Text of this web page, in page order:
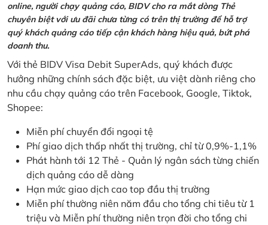
online, người chạy quảng cáo, BIDV cho ra mắt dòng Thẻ
chuyên biệt với ưu đãi chưa từng có trên thị trường để hỗ trợ
quý khách quảng cáo tiếp cận khách hàng hiệu quả, bứt phá
doanh thu.
Với thẻ BIDV Visa Debit SuperAds, quý khách được
hưởng những chính sách đặc biệt, ưu việt dành riêng cho
nhu cầu chạy quảng cáo trên Facebook, Google, Tiktok,
Shopee:
Miễn phí chuyển đổi ngoại tệ
Phí giao dịch thấp nhất thị trường, chỉ từ 0,9%-1,1%
Phát hành tới 12 Thẻ - Quản lý ngân sách từng chiến
dịch quảng cáo dễ dàng
Hạn mức giao dịch cao top đầu thị trường
Miễn phí thường niên năm đầu cho tổng chi tiêu từ 1
triệu và Miễn phí thường niên trọn đời cho tổng chi